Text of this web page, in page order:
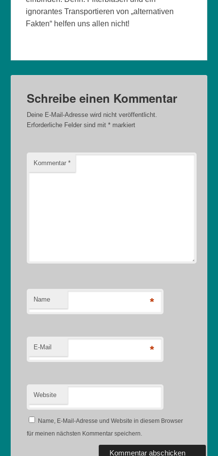
ignorantes Transportieren von „alternativen
Fakten“ helfen uns allen nicht!
Schreibe einen Kommentar
Deine E-Mail-Adresse wird nicht veröffentlicht.
Erforderliche Felder sind mit* markiert
Kommentar*
Name *
E-Mail *
Website
Name, E-Mail-Adresse und Website in diesem Browser
für meinen nächsten Kommentar speichern.